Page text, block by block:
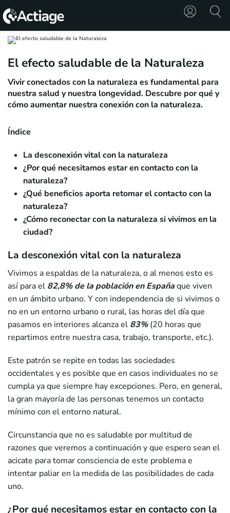
CONSULTA
CONOCE
ACTIAGE
RECURSOS
El efecto saludable de la Naturaleza
Vivir conectados con la naturaleza es fundamental para
nuestra salud y nuestra longevidad. Descubre por qué y
cómo aumentar nuestra conexión con la naturaleza.
Índice
La desconexión vital con la naturaleza
¿Por qué necesitamos estar en contacto con la
naturaleza?
¿Qué beneficios aporta retomar el contacto con la
naturaleza?
¿Cómo reconectar con la naturaleza si vivimos en la
ciudad?
La desconexión vital con la naturaleza
Vivimos a espaldas de la naturaleza, o al menos esto es
así para el 82,8% de la población en Españaque viven
en un ámbito urbano. Y con independencia de si vivimos o
no en un entorno urbano o rural, las horas del día que
pasamos en interiores alcanza el 83%(20 horas que
repartimos entre nuestra casa, trabajo, transporte, etc.).
Este patrón se repite en todas las sociedades
occidentales y es posible que en casos individuales no se
cumpla ya que siempre hay excepciones. Pero, en general,
la gran mayoría de las personas tenemos un contacto
mínimo con el entorno natural.
Circunstancia que no es saludable por multitud de
razones que veremos a continuación y que espero sean el
acicate para tomar consciencia de este problema e
intentar paliar en la medida de las posibilidades de cada
uno.
¿Por qué necesitamos estar en contacto con la